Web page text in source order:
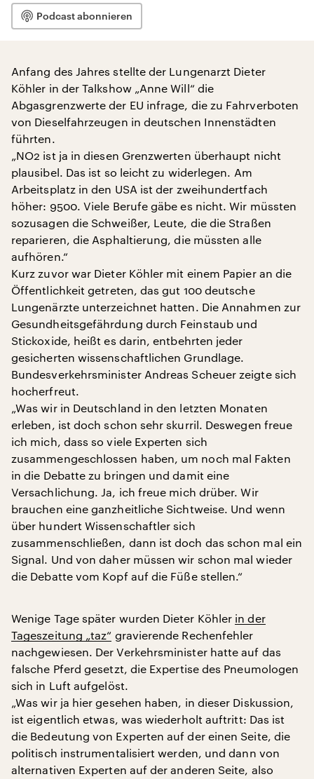
Podcast abonnieren
Anfang des Jahres stellte der Lungenarzt Dieter
Köhler in der Talkshow „Anne Will“ die
Abgasgrenzwerte der EU infrage, die zu Fahrverboten
von Dieselfahrzeugen in deutschen Innenstädten
führten.
„NO2 ist ja in diesen Grenzwerten überhaupt nicht
plausibel. Das ist so leicht zu widerlegen. Am
Arbeitsplatz in den USA ist der zweihundertfach
höher: 9500. Viele Berufe gäbe es nicht. Wir müssten
sozusagen die Schweißer, Leute, die die Straßen
reparieren, die Asphaltierung, die müssten alle
aufhören.“
Kurz zuvor war Dieter Köhler mit einem Papier an die
Öffentlichkeit getreten, das gut 100 deutsche
Lungenärzte unterzeichnet hatten. Die Annahmen zur
Gesundheitsgefährdung durch Feinstaub und
Stickoxide, heißt es darin, entbehrten jeder
gesicherten wissenschaftlichen Grundlage.
Bundesverkehrsminister Andreas Scheuer zeigte sich
hocherfreut.
„Was wir in Deutschland in den letzten Monaten
erleben, ist doch schon sehr skurril. Deswegen freue
ich mich, dass so viele Experten sich
zusammengeschlossen haben, um noch mal Fakten
in die Debatte zu bringen und damit eine
Versachlichung. Ja, ich freue mich drüber. Wir
brauchen eine ganzheitliche Sichtweise. Und wenn
über hundert Wissenschaftler sich
zusammenschließen, dann ist doch das schon mal ein
Signal. Und von daher müssen wir schon mal wieder
die Debatte vom Kopf auf die Füße stellen.“
Wenige Tage später wurden Dieter Köhler in der
Tageszeitung „taz“ gravierende Rechenfehler
nachgewiesen. Der Verkehrsminister hatte auf das
falsche Pferd gesetzt, die Expertise des Pneumologen
sich in Luft aufgelöst.
„Was wir ja hier gesehen haben, in dieser Diskussion,
ist eigentlich etwas, was wiederholt auftritt: Das ist
die Bedeutung von Experten auf der einen Seite, die
politisch instrumentalisiert werden, und dann von
alternativen Experten auf der anderen Seite, also